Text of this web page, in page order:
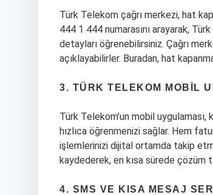
Türk Telekom çağrı merkezi, hat
444 1 444 numarasını arayarak,
detayları öğrenebilirsiniz. Çağrı
açıklayabilirler. Buradan, hat
3. TÜRK TELEKOM MOBIL
Türk Telekom’un mobil
hızlıca öğrenmenizi sağlar. Hem
işlemlerinizi dijital ortamda takip
kaydederek, en kısa sürede çözüm
4. SMS VE KISA MESAJ